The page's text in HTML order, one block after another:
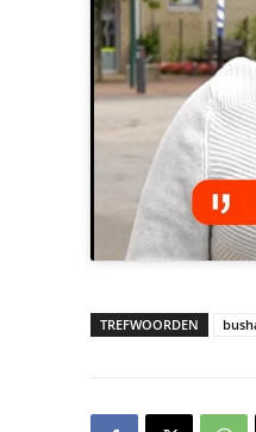
TREFWOORDEN